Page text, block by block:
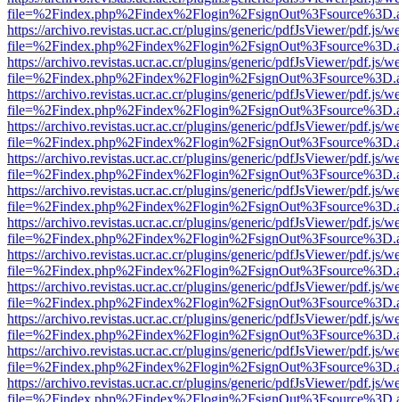
https://archivo.revistas.ucr.ac.cr/plugins/generic/pdfJsViewer/pdf.js/
https://archivo.revistas.ucr.ac.cr/plugins/generic/pdfJsViewer/pdf.js/
https://archivo.revistas.ucr.ac.cr/plugins/generic/pdfJsViewer/pdf.js/
https://archivo.revistas.ucr.ac.cr/plugins/generic/pdfJsViewer/pdf.js/
https://archivo.revistas.ucr.ac.cr/plugins/generic/pdfJsViewer/pdf.js/
https://archivo.revistas.ucr.ac.cr/plugins/generic/pdfJsViewer/pdf.js/
https://archivo.revistas.ucr.ac.cr/plugins/generic/pdfJsViewer/pdf.js/
https://archivo.revistas.ucr.ac.cr/plugins/generic/pdfJsViewer/pdf.js/
https://archivo.revistas.ucr.ac.cr/plugins/generic/pdfJsViewer/pdf.js/
https://archivo.revistas.ucr.ac.cr/plugins/generic/pdfJsViewer/pdf.js/
https://archivo.revistas.ucr.ac.cr/plugins/generic/pdfJsViewer/pdf.js/
https://archivo.revistas.ucr.ac.cr/plugins/generic/pdfJsViewer/pdf.js/